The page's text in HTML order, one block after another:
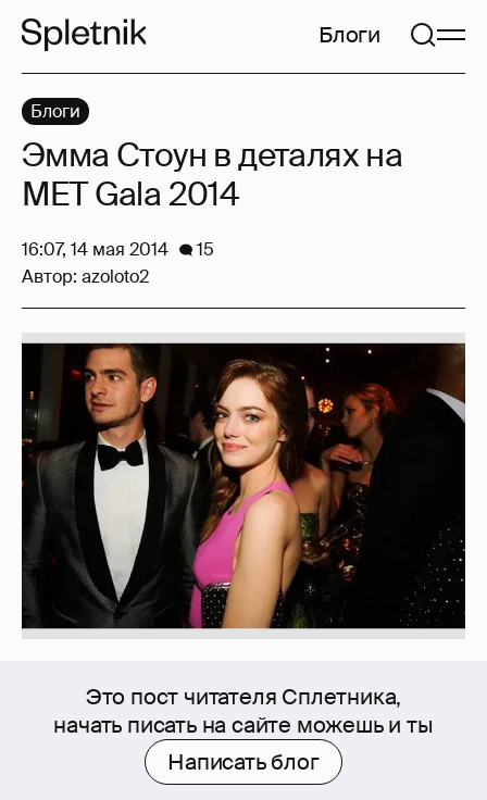
Блоги
Это пост читателя Сплетника,
начать писать на сайте можешь и ты
Написать блог
Блоги
Эмма Стоун в деталях на
MET Gala 2014
16:07, 14 мая 2014
15
Автор: azoloto2